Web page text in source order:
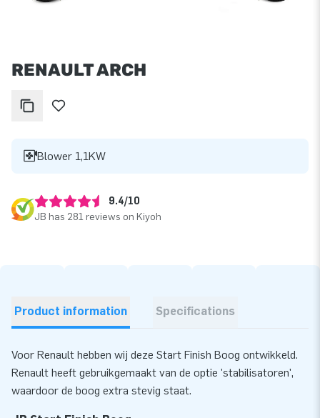
RENAULT ARCH
Blower 1,1KW
9.4/10
JB has 281 reviews on Kiyoh
Product information Specifications
Voor Renault hebben wij deze Start Finish Boog ontwikkeld.
Renault heeft gebruikgemaakt van de optie 'stabilisatoren',
waardoor de boog extra stevig staat.